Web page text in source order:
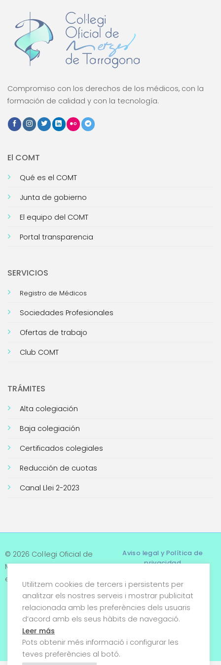
Compromiso con los derechos de los médicos, con la
formación de calidad y con la tecnología.
El COMT
Qué es el COMT
Junta de gobierno
El equipo del COMT
Portal transparencia
SERVICIOS
Registro de Médicos
Sociedades Profesionales
Ofertas de trabajo
Club COMT
TRÁMITES
Alta colegiación
Baja colegiación
Certificados colegiales
Reducción de cuotas
Canal Llei 2-2023
© 2026 Col·legi Oficial de
Metges de Tarragona. Tots
els drets reservats
Aviso legal y Política de
privacidad
Términos y condiciones
Política de cookies
Utilitzem cookies de tercers i persistents per
analitzar els nostres serveis i mostrar publicitat
relacionada amb les preferències dels usuaris
d’acord amb els seus hàbits de navegació.
Leer más
Pots obtenir més informació i configurar les
teves preferències al botó.